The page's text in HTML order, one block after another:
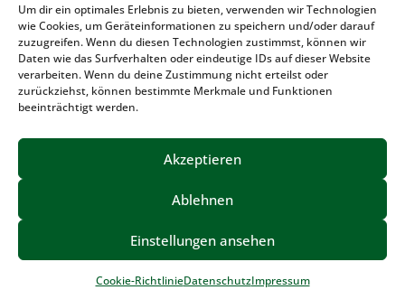
Um dir ein optimales Erlebnis zu bieten, verwenden wir Technologien
wie Cookies, um Geräteinformationen zu speichern und/oder darauf
zuzugreifen. Wenn du diesen Technologien zustimmst, können wir
Daten wie das Surfverhalten oder eindeutige IDs auf dieser Website
verarbeiten. Wenn du deine Zustimmung nicht erteilst oder
zurückziehst, können bestimmte Merkmale und Funktionen
beeinträchtigt werden.
Akzeptieren
Ablehnen
Einstellungen ansehen
Cookie-RichtlinieDatenschutzImpressum
SPENDENKONTO
Sozialbank
IBAN: DE72 3702 0500 0001 5520 00
IMPRESSUM
BARRIEREFREIHEIT